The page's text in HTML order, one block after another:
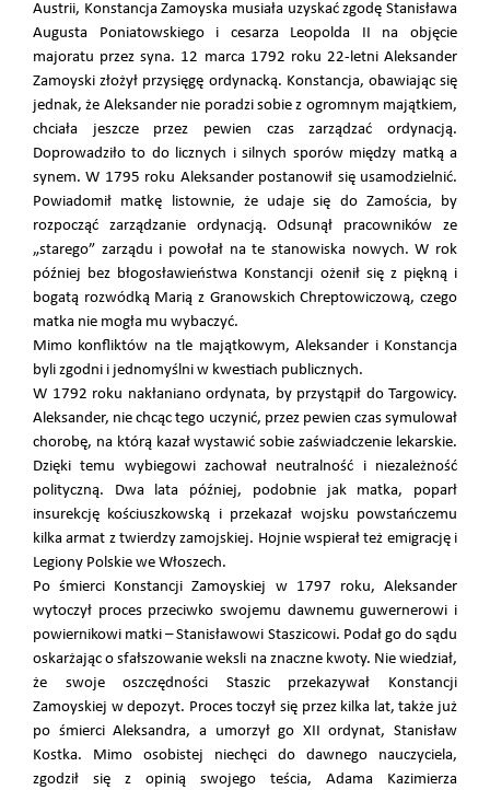
Austrii, Konstancja Zamoyska musiała uzyskać zgodę Stanisława
Augusta Poniatowskiego i cesarza Leopolda II na objęcie
majoratu przez syna. 12 marca 1792 roku 22-letni Aleksander
Zamoyski złożył przysięgę ordynacką. Konstancja, obawiając się
jednak, że Aleksander nie poradzi sobie z ogromnym majątkiem,
chciała jeszcze przez pewien czas zarządzać ordynacją.
Doprowadziło to do licznych i silnych sporów między matką a
synem. W 1795 roku Aleksander postanowił się usamodzielnić.
Powiadomił matkę listownie, że udaje się do Zamościa, by
rozpocząć zarządzanie ordynacją. Odsunął pracowników ze
„starego” zarządu i powołał na te stanowiska nowych. W rok
później bez błogosławieństwa Konstancji ożenił się z piękną i
bogatą rozwódką Marią z Granowskich Chreptowiczową, czego
matka nie mogła mu wybaczyć.
Mimo konfliktów na tle majątkowym, Aleksander i Konstancja
byli zgodni i jednomyślni w kwestiach publicznych.
W 1792 roku nakłaniano ordynata, by przystąpił do Targowicy.
Aleksander, nie chcąc tego uczynić, przez pewien czas symulował
chorobę, na którą kazał wystawić sobie zaświadczenie lekarskie.
Dzięki temu wybiegowi zachował neutralność i niezależność
polityczną. Dwa lata później, podobnie jak matka, poparł
insurekcję kościuszkowską i przekazał wojsku powstańczemu
kilka armat z twierdzy zamojskiej. Hojnie wspierał też emigrację i
Legiony Polskie we Włoszech.
Po śmierci Konstancji Zamoyskiej w 1797 roku, Aleksander
wytoczył proces przeciwko swojemu dawnemu guwernerowi i
powiernikowi matki – Stanisławowi Staszicowi. Podał go do sądu
oskarżając o sfałszowanie weksli na znaczne kwoty. Nie wiedział,
że swoje oszczędności Staszic przekazywał Konstancji
Zamoyskiej w depozyt. Proces toczył się przez kilka lat, także już
po śmierci Aleksandra, a umorzył go XII ordynat, Stanisław
Kostka. Mimo osobistej niechęci do dawnego nauczyciela,
zgodził się z opinią swojego teścia, Adama Kazimierza